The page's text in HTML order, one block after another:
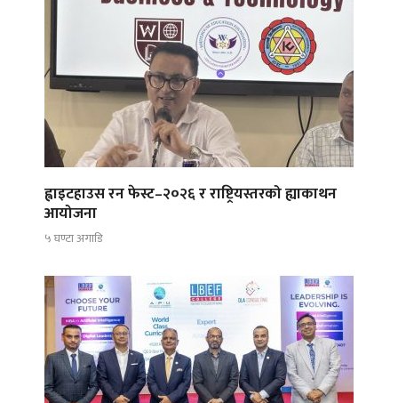
ह्वाइटहाउस रन फेस्ट–२०२६ र राष्ट्रियस्तरको ह्याकाथन
आयोजना
५ घण्टा अगाडि